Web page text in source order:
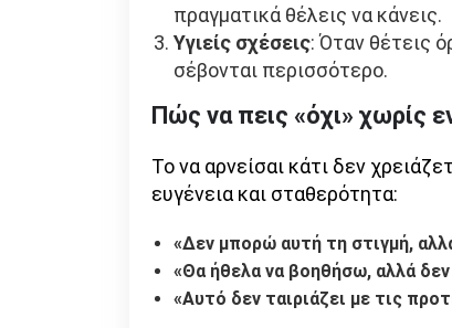
πραγματικά θέλεις να κάνεις.
Υγιείς σχέσεις: Όταν θέτεις
σέβονται περισσότερο.
Πώς να πεις «όχι» χωρίς
Το να αρνείσαι κάτι δεν
ευγένεια και σταθερότητα:
«Δεν μπορώ αυτή τη στιγμή,
«Θα ήθελα να βοηθήσω, αλλά
«Αυτό δεν ταιριάζει με τις